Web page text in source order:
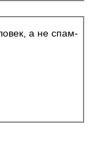
а не спам-